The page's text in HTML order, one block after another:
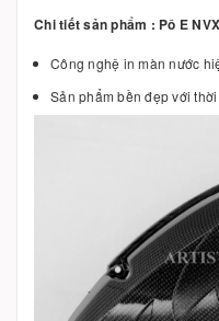
Chi tiết sản phẩm : Pô E
Công nghệ in màn nước
Sản phẩm bền đẹp với